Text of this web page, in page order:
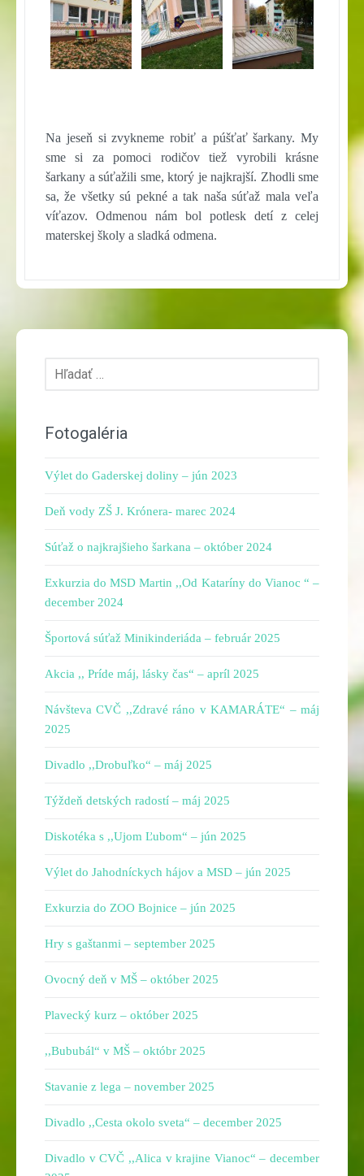
Na jeseň si zvykneme robiť a púšťať šarkany. My
sme si za pomoci rodičov tiež vyrobili krásne
šarkany a súťažili sme, ktorý je najkrajší. Zhodli sme
sa, že všetky sú pekné a tak naša súťaž mala veľa
víťazov. Odmenou nám bol potlesk detí z celej
materskej školy a sladká odmena.
Hľadať:
Fotogaléria
Výlet do Gaderskej doliny – jún 2023
Deň vody ZŠ J. Krónera- marec 2024
Súťaž o najkrajšieho šarkana – október 2024
Exkurzia do MSD Martin ,,Od Kataríny do Vianoc “ –
december 2024
Športová súťaž Minikinderiáda – február 2025
Akcia ,, Príde máj, lásky čas“ – apríl 2025
Návšteva CVČ ,,Zdravé ráno v KAMARÁTE“ – máj
2025
Divadlo ,,Drobuľko“ – máj 2025
Týždeň detských radostí – máj 2025
Diskotéka s ,,Ujom Ľubom“ – jún 2025
Výlet do Jahodníckych hájov a MSD – jún 2025
Exkurzia do ZOO Bojnice – jún 2025
Hry s gaštanmi – september 2025
Ovocný deň v MŠ – október 2025
Plavecký kurz – október 2025
,,Bububál“ v MŠ – októbr 2025
Stavanie z lega – november 2025
Divadlo ,,Cesta okolo sveta“ – december 2025
Divadlo v CVČ ,,Alica v krajine Vianoc“ – december